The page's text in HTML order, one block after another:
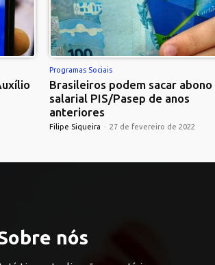
Programas Sociais
Brasileiros podem sacar abono
salarial PIS/Pasep de anos
anteriores
Filipe Siqueira - 27 de fevereiro de 2022
nós